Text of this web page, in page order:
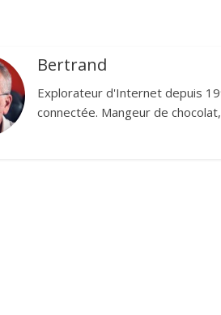
Bertrand
Explorateur d'Internet depuis
connectée. Mangeur de